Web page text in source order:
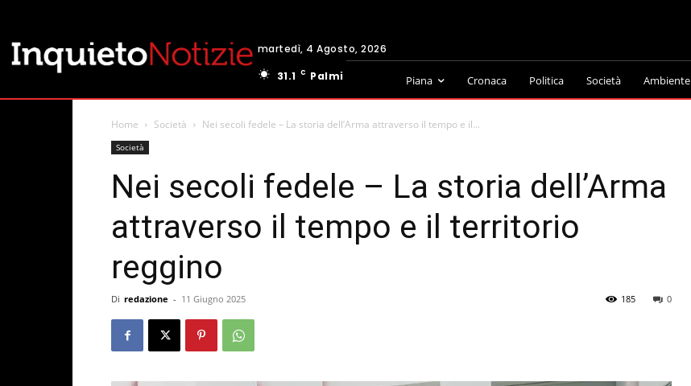
martedì, 4 Agosto, 2026
31.1 C Palmi Piana Cronaca Politica Società Ambiente
Home Società Nei secoli fedele – La storia dell’Arma attraverso il tempo e il...
Società
Nei secoli fedele – La storia dell’Arma
attraverso il tempo e il territorio
reggino
Di redazione - 11 Giugno 2025 0
185